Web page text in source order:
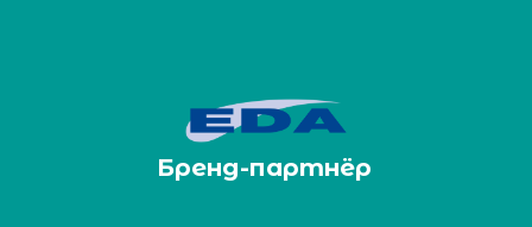
Бренд-партнёр